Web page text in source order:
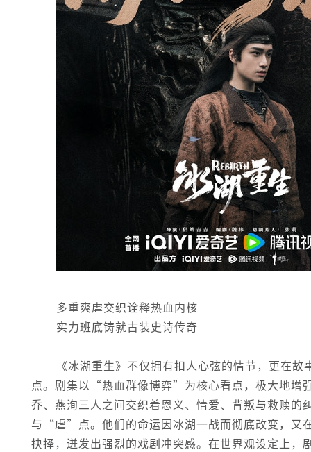
多重爽虐交织诠释热血内核
实力班底铸就古装史诗传奇
《冰湖重生》不仅拥有扣人心弦的情节，更在
点。剧集以“热血群像博弈”为核心看点，极大地增
乔、燕洵三人之间交织着恩义、情爱、背叛与救赎
与“虐”点。他们的命运因冰湖一战而彻底改变，又
抉择，迸发出强烈的戏剧冲突感。在世界观设定上